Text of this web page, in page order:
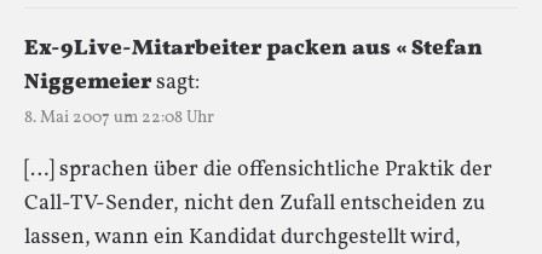
Ex-9Live-Mitarbeiter packen aus « Stefan
Niggemeiersagt:
8. Mai 2007 um 22:08 Uhr
[…] sprachen über die offensichtliche Praktik der
Call-TV-Sender, nicht den Zufall entscheiden zu
lassen, wann ein Kandidat durchgestellt wird,